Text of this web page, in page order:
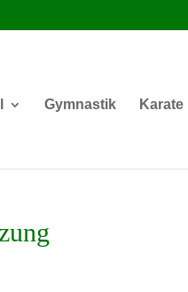
Gymnastik Karate